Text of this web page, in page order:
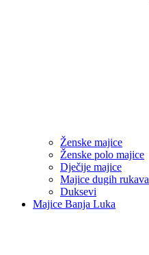
Ženske majice
Ženske polo majice
Dječije majice
Majice dugih rukava
Duksevi
Majice Banja Luka